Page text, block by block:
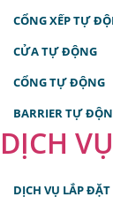
CỔNG XẾP TỰ
CỬA TỰ ĐỘNG
CỔNG TỰ ĐỘNG
BARRIER TỰ
DỊCH
DỊCH VỤ LẮP ĐẶT